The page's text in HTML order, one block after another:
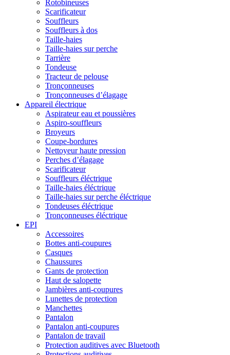
Rotobineuses
Scarificateur
Souffleurs
Souffleurs à dos
Taille-haies
Taille-haies sur perche
Tarrière
Tondeuse
Tracteur de pelouse
Tronçonneuses
Tronçonneuses d’élagage
Appareil électrique
Aspirateur eau et poussières
Aspiro-souffleurs
Broyeurs
Coupe-bordures
Nettoyeur haute pression
Perches d’élagage
Scarificateur
Souffleurs éléctrique
Taille-haies éléctrique
Taille-haies sur perche éléctrique
Tondeuses éléctrique
Tronçonneuses éléctrique
EPI
Accessoires
Bottes anti-coupures
Casques
Chaussures
Gants de protection
Haut de salopette
Jambières anti-coupures
Lunettes de protection
Manchettes
Pantalon
Pantalon anti-coupures
Pantalon de travail
Protection auditives avec Bluetooth